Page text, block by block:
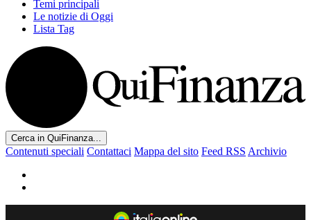
Temi principali
Le notizie di Oggi
Lista Tag
Cerca in QuiFinanza...
Contenuti speciali Contattaci Mappa del sito Feed RSS Archivio